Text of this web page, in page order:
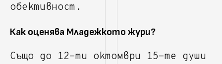
обективност.
Как оценява Младежкото жури?
Също до 12-ти октомври 15-те души